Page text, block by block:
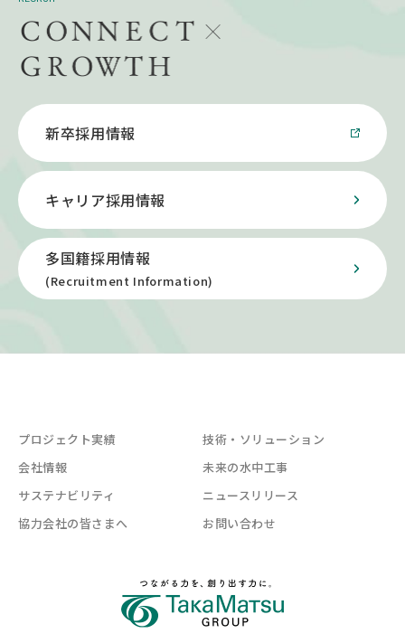
新卒採用情報
キャリア採用情報
多国籍採用情報
(Recruitment Information)
プロジェクト実績
技術・ソリューション
会社情報
未来の水中工事
サステナビリティ
ニュースリリース
協力会社の皆さまへ
お問い合わせ